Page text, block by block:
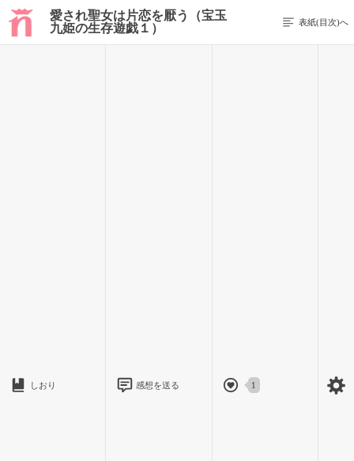
愛され聖女は片恋を厭う（宝玉
九姫の生存遊戯１）
表紙(目次)へ
しおり 感想を送る 1
前のページを表示する
シャーリィは目を見張った。そんな話は耳にしたことがな